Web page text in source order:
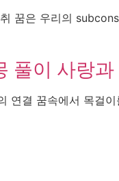
꿈은 우리의
풀이 사랑과
연결 꿈속에서 목걸